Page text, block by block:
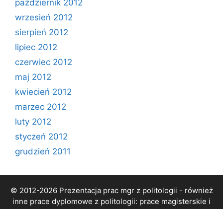
październik 2012
wrzesień 2012
sierpień 2012
lipiec 2012
czerwiec 2012
maj 2012
kwiecień 2012
marzec 2012
luty 2012
styczeń 2012
grudzień 2011
© 2012-2026 Prezentacja prac mgr z politologii - również
inne prace dyplomowe z politologii: prace magisterskie i